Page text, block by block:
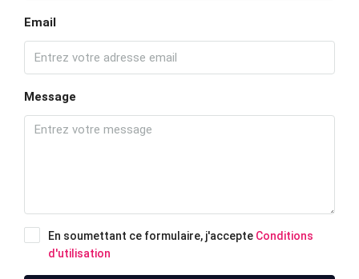
Email
Message
En soumettant ce formulaire, j'accepte Conditions
d'utilisation